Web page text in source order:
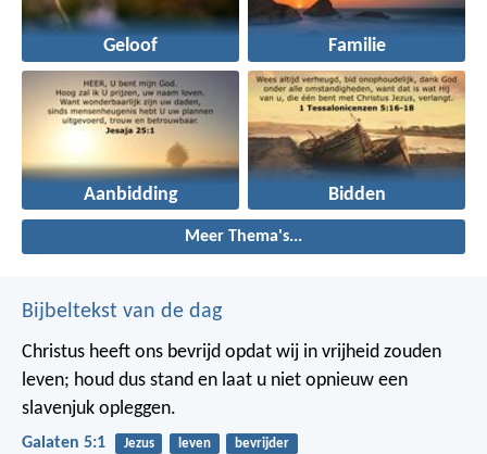
Geloof Familie
Aanbidding Bidden
Meer Thema's...
Bijbeltekst van de dag
Christus heeft ons bevrijd opdat wij in vrijheid zouden
leven; houd dus stand en laat u niet opnieuw een
slavenjuk opleggen.
Galaten 5:1 Jezus leven bevrijder